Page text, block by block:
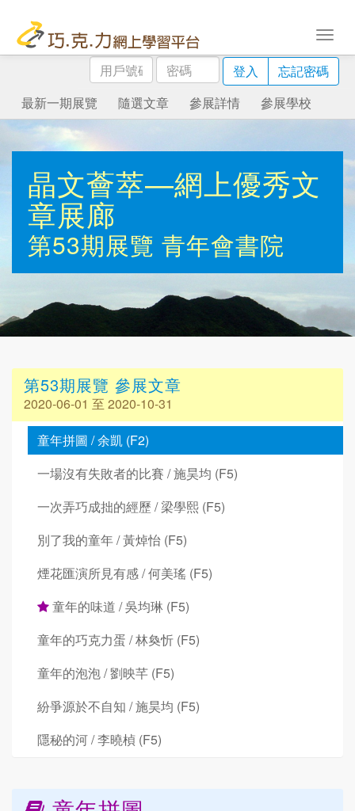
用
戶
號
碼
密
碼
登入
忘記密碼
最新一期展覽
隨選文章 參展詳情 參展學校
晶文薈萃—網上優秀文
章展廊
第53期展覽 青年會書院
第53期展覽 參展文章
2020-06-01 至 2020-10-31
童年拼圖 / 余凱 (F2)
一場沒有失敗者的比賽 / 施昊均 (F5)
一次弄巧成拙的經歷 / 梁學熙 (F5)
別了我的童年 / 黃焯怡 (F5)
煙花匯演所見有感 / 何美瑤 (F5)
童年的味道 / 吳均琳 (F5)
童年的巧克力蛋 / 林奐忻 (F5)
童年的泡泡 / 劉映芊 (F5)
紛爭源於不自知 / 施昊均 (F5)
隱秘的河 / 李曉楨 (F5)